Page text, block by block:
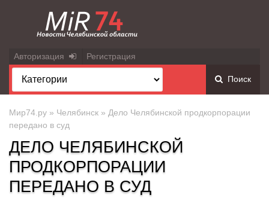
Авторизация Регистрация
Поиск
Мир74.ру » Челябинск » Дело Челябинской продкорпорации
передано в суд
ДЕЛО ЧЕЛЯБИНСКОЙ
ПРОДКОРПОРАЦИИ
ПЕРЕДАНО В СУД